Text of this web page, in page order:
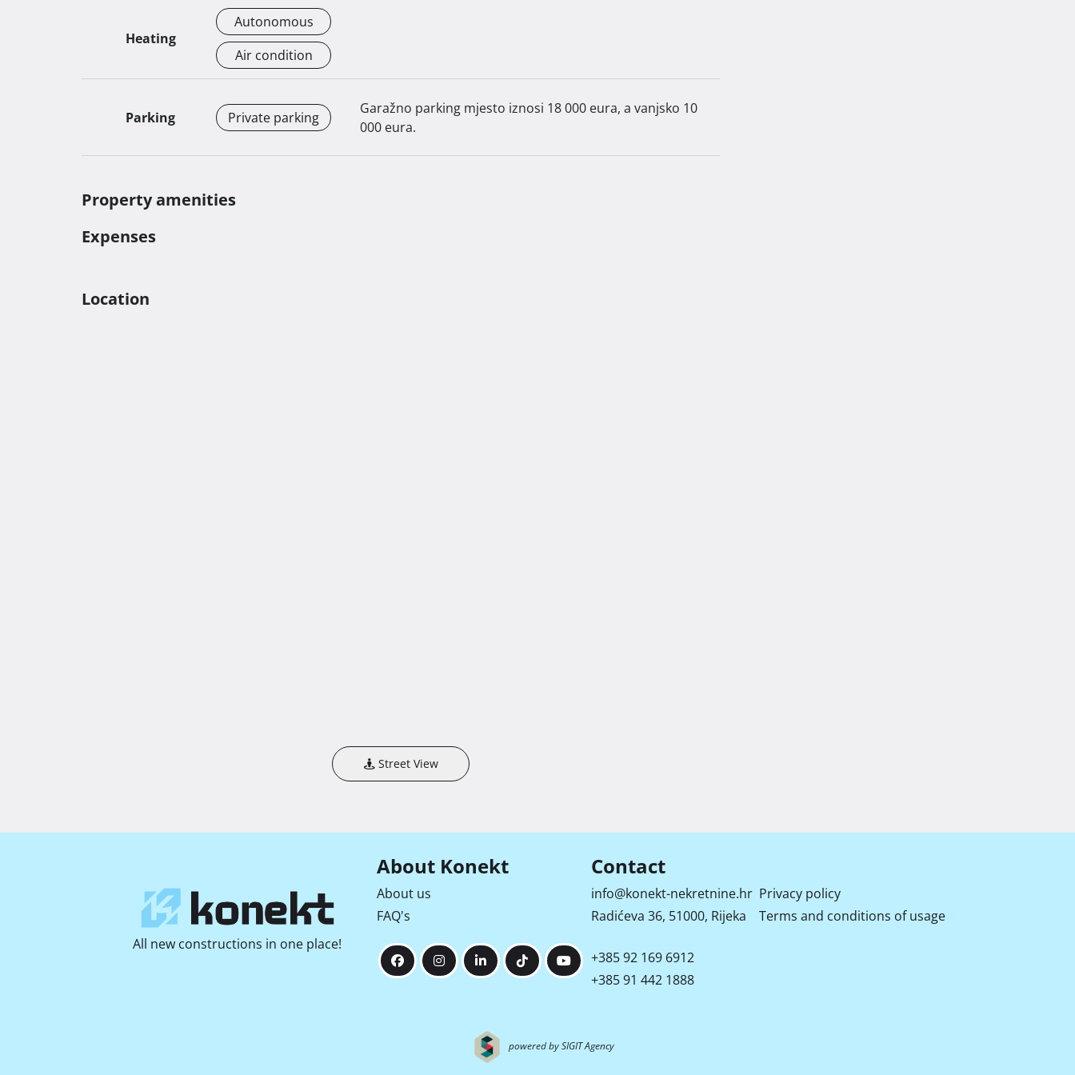
Garažno parking mjesto iznosi 18 000 eura, a vanjsko 10 000 eura.
Realizacija projekta počinje sredinom 2025., a plaćanje je fleksibilno, po fazama izgradnje. Dovršetak
Za više informacija i dogovor o razgledavanju, slobodno nas kontaktirajte.
Heating
Autonomous
Air condition
Parking Private parking
Garažno parking mjesto iznosi 18 000 eura, a vanjsko 10
000 eura.
Property amenities
Expenses
Location
Street View
All new constructions in one place!
About Konekt
About us
FAQ's
Contact
info@konekt-nekretnine.hr
Radićeva 36, 51000, Rijeka
+385 92 169 6912
+385 91 442 1888
Privacy policy
Terms and conditions of usage
powered by SIGIT Agency